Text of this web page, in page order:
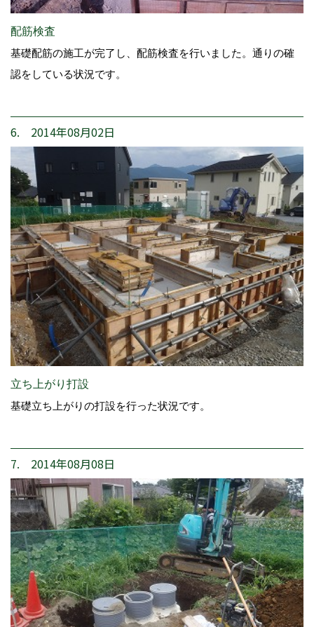
配筋検査
基礎配筋の施工が完了し、配筋検査を行いました。通りの確
認をしている状況です。
6. 2014年08月02日
立ち上がり打設
基礎立ち上がりの打設を行った状況です。
7. 2014年08月08日